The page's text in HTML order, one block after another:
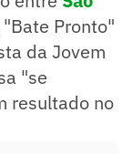
Pronto"
da Jovem
"se
resultado no